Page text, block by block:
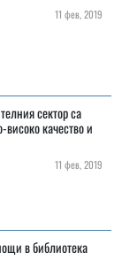
11 фев, 2019
сектор са
високо качество и
11 фев, 2019
в библиотека